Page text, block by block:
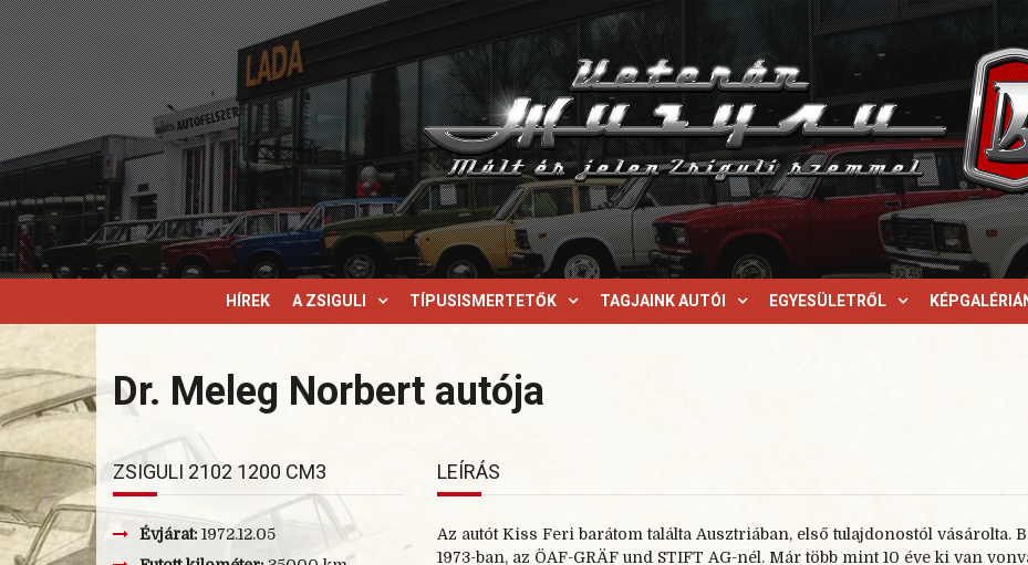
HÍREK A ZSIGULI TÍPUSISMERTETŐK TAGJAINK AUTÓI EGYESÜLETRŐL
Dr. Meleg Norbert autója
ZSIGULI 2102 1200 CM3
Évjárat: 1972.12.05
LEÍRÁS
Az autót Kiss Feri barátom találta Ausztriában, első tulajdonostól
1973-ban, az ÖAF-GRÄF und STIFT AG-nél. Már több mint 10 éve ki van